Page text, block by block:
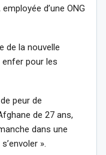
d’une ONG
de la nouvelle
enfer pour les
peur de
de 27 ans,
dans une
».